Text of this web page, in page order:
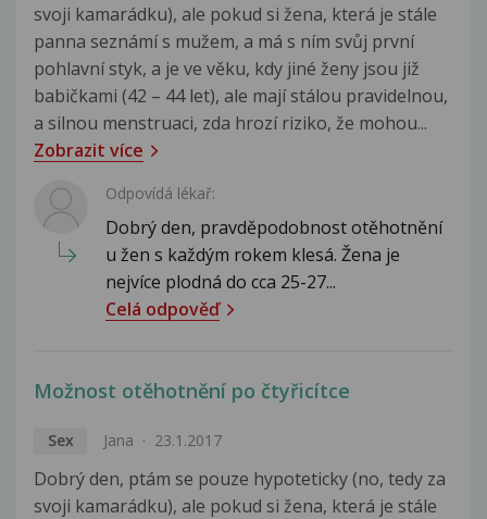
svoji kamarádku), ale pokud si žena, která je stále
panna seznámí s mužem, a má s ním svůj první
pohlavní styk, a je ve věku, kdy jiné ženy jsou již
babičkami (42 – 44 let), ale mají stálou pravidelnou,
a silnou menstruaci, zda hrozí riziko, že mohou...
Zobrazit více
Odpovídá lékař:
Dobrý den, pravděpodobnost otěhotnění
u žen s každým rokem klesá. Žena je
nejvíce plodná do cca 25-27...
Celá odpověď
Možnost otěhotnění po čtyřicítce
Sex Jana 23.1.2017
Dobrý den, ptám se pouze hypoteticky (no, tedy za
svoji kamarádku), ale pokud si žena, která je stále